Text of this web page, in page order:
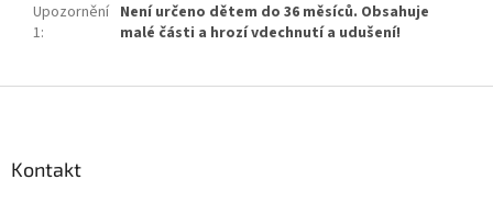
Upozornění
1:
Není určeno dětem do 36 měsíců. Obsahuje
malé části a hrozí vdechnutí a udušení!
Kontakt